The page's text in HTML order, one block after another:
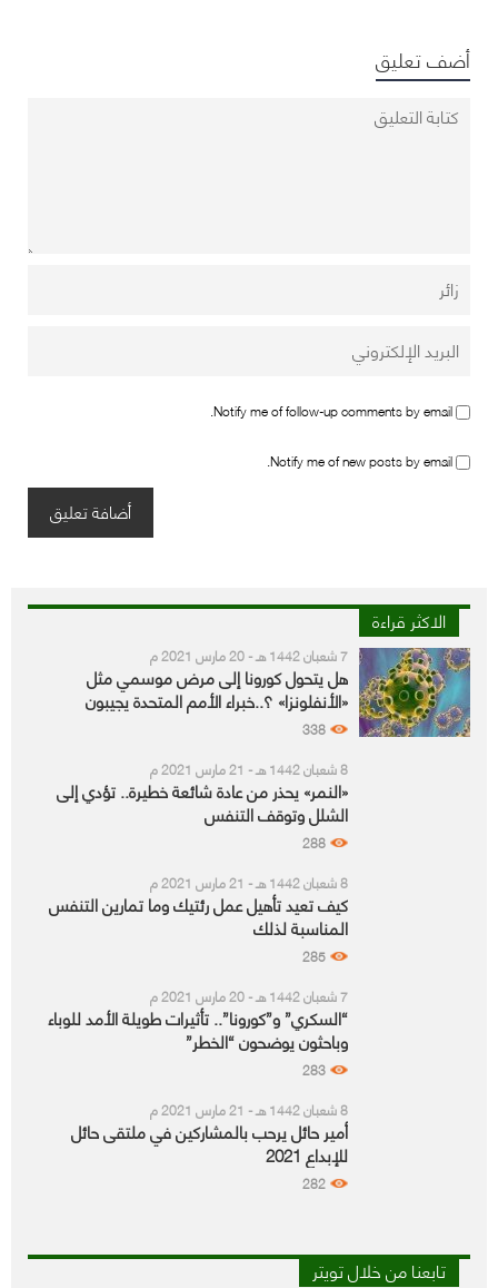
أضف تعليق
Notify me of follow-up comments by email.
Notify me of new posts by email.
الاكثر قراءة
7 شعبان 1442 هـ - 20 مارس 2021 م
هل يتحول كورونا إلى مرض موسمي مثل
«الأنفلونزا» ؟..خبراء الأمم المتحدة يجيبون
338
8 شعبان 1442 هـ - 21 مارس 2021 م
«النمر» يحذر من عادة شائعة خطيرة.. تؤدي إلى
الشلل وتوقف التنفس
288
8 شعبان 1442 هـ - 21 مارس 2021 م
كيف تعيد تأهيل عمل رئتيك وما تمارين التنفس
المناسبة لذلك
285
7 شعبان 1442 هـ - 20 مارس 2021 م
“السكري” و”كورونا”.. تأثيرات طويلة الأمد للوباء
وباحثون يوضحون “الخطر”
283
8 شعبان 1442 هـ - 21 مارس 2021 م
أمير حائل يرحب بالمشاركين في ملتقى حائل
للإبداع 2021
282
تابعنا من خلال تويتر